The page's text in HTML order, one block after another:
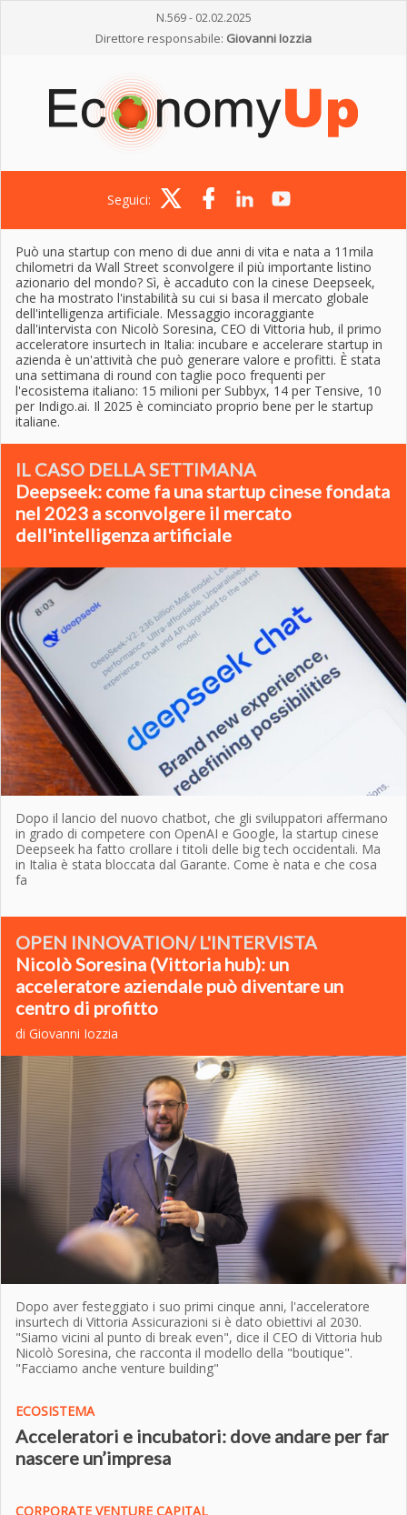
N.569 - 02.02.2025
Direttore responsabile: Giovanni Iozzia
Seguici:
Può una startup con meno di due anni di vita e nata a 11mila
chilometri da Wall Street sconvolgere il più importante listino
azionario del mondo? Sì, è accaduto con la cinese Deepseek,
che ha mostrato l'instabilità su cui si basa il mercato globale
dell'intelligenza artificiale. Messaggio incoraggiante
dall'intervista con Nicolò Soresina, CEO di Vittoria hub, il primo
acceleratore insurtech in Italia: incubare e accelerare startup in
azienda è un'attività che può generare valore e profitti. È stata
una settimana di round con taglie poco frequenti per
l'ecosistema italiano: 15 milioni per Subbyx, 14 per Tensive, 10
per Indigo.ai. Il 2025 è cominciato proprio bene per le startup
italiane.
IL CASO DELLA SETTIMANA
Deepseek: come fa una startup cinese fondata
nel 2023 a sconvolgere il mercato
dell'intelligenza artificiale
Dopo il lancio del nuovo chatbot, che gli sviluppatori affermano
in grado di competere con OpenAI e Google, la startup cinese
Deepseek ha fatto crollare i titoli delle big tech occidentali. Ma
in Italia è stata bloccata dal Garante. Come è nata e che cosa
fa
OPEN INNOVATION/ L'INTERVISTA
Nicolò Soresina (Vittoria hub): un
acceleratore aziendale può diventare un
centro di profitto
di Giovanni Iozzia
Dopo aver festeggiato i suo primi cinque anni, l'acceleratore
insurtech di Vittoria Assicurazioni si è dato obiettivi al 2030.
"Siamo vicini al punto di break even", dice il CEO di Vittoria hub
Nicolò Soresina, che racconta il modello della "boutique".
"Facciamo anche venture building"
ECOSISTEMA
Acceleratori e incubatori: dove andare per far
nascere un’impresa
CORPORATE VENTURE CAPITAL